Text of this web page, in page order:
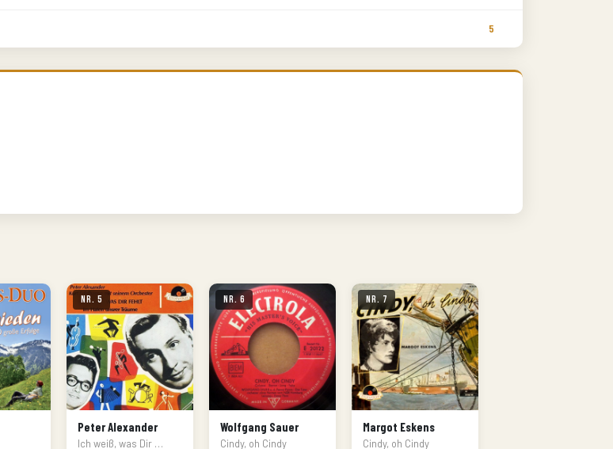
5
Nr. 5
Peter Alexander
Ich weiß, was Dir …
Nr. 6
Wolfgang Sauer
Cindy, oh Cindy
Nr. 7
Margot Eskens
Cindy, oh Cindy